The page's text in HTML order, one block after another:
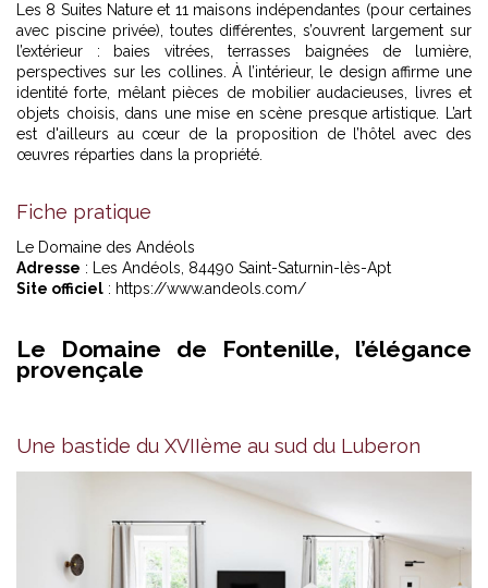
Les 8 Suites Nature et 11 maisons indépendantes (pour certaines
avec piscine privée), toutes différentes, s’ouvrent largement sur
l’extérieur : baies vitrées, terrasses baignées de lumière,
perspectives sur les collines. À l’intérieur, le design affirme une
identité forte, mêlant pièces de mobilier audacieuses, livres et
objets choisis, dans une mise en scène presque artistique. L’art
est d'ailleurs au cœur de la proposition de l’hôtel avec des
œuvres réparties dans la propriété.
Fiche pratique
Le Domaine des Andéols
Adresse : Les Andéols, 84490 Saint-Saturnin-lès-Apt
Site officiel : https://www.andeols.com/
Le Domaine de Fontenille, l’élégance
provençale
Une bastide du XVIIème au sud du Luberon